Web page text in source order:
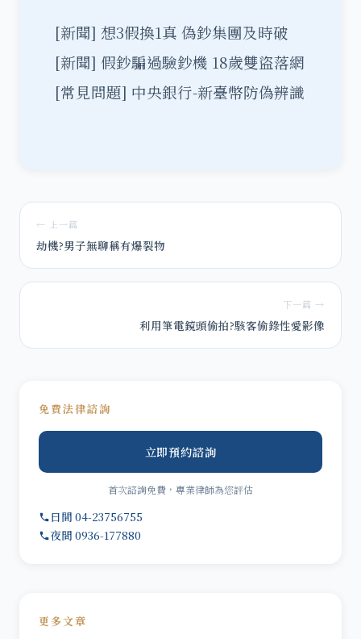
[新聞] 想3假換1真 偽鈔集團及時破
[新聞] 假鈔騙過驗鈔機 18歲雙盜落網
[常見問題] 中央銀行-新臺幣防偽辨識
← 上一篇
劫機?男子無聊稱有爆裂物
下一篇 →
利用筆電鏡頭偷拍?駭客偷錄性愛影像
免費法律諮詢
立即預約諮詢
首次諮詢免費，專業律師為您評估
日間 04-23756755
夜間 0936-177880
更多文章